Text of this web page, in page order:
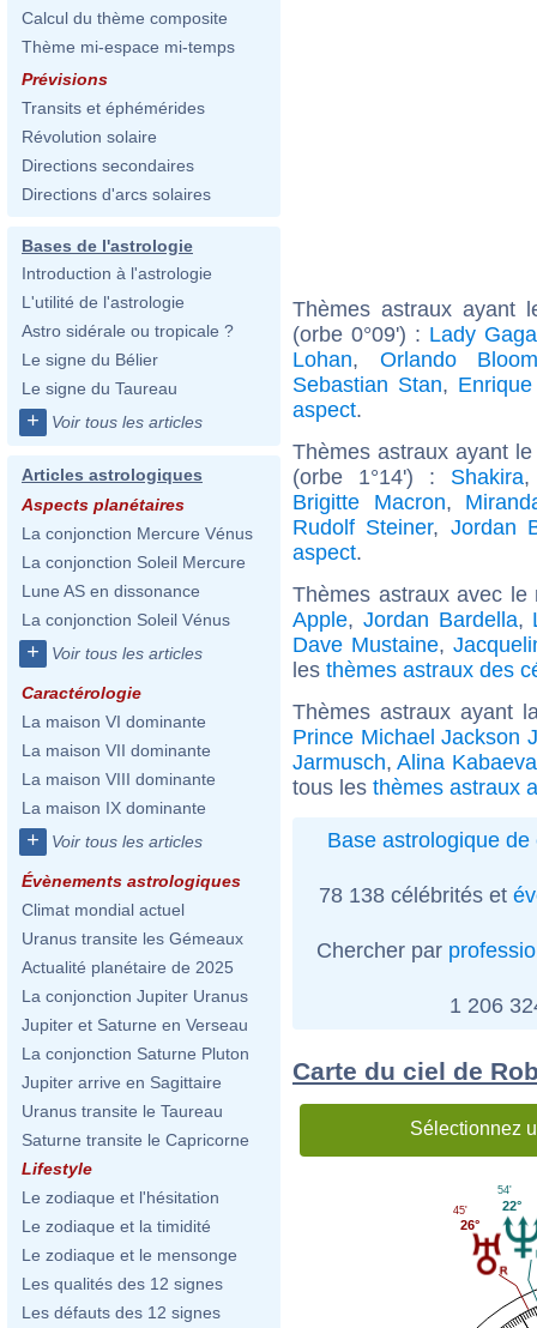
Calcul du thème composite
Thème mi-espace mi-temps
Prévisions
Transits et éphémérides
Révolution solaire
Directions secondaires
Directions d'arcs solaires
Bases de l'astrologie
Introduction à l'astrologie
L'utilité de l'astrologie
Astro sidérale ou tropicale ?
Le signe du Bélier
Le signe du Taureau
+ Voir tous les articles
Articles astrologiques
Aspects planétaires
La conjonction Mercure Vénus
La conjonction Soleil Mercure
Lune AS en dissonance
La conjonction Soleil Vénus
+ Voir tous les articles
Caractérologie
La maison VI dominante
La maison VII dominante
La maison VIII dominante
La maison IX dominante
+ Voir tous les articles
Évènements astrologiques
Climat mondial actuel
Uranus transite les Gémeaux
Actualité planétaire de 2025
La conjonction Jupiter Uranus
Jupiter et Saturne en Verseau
La conjonction Saturne Pluton
Jupiter arrive en Sagittaire
Uranus transite le Taureau
Saturne transite le Capricorne
Lifestyle
Le zodiaque et l'hésitation
Le zodiaque et la timidité
Le zodiaque et le mensonge
Les qualités des 12 signes
Les défauts des 12 signes
Thèmes astraux ayant
(orbe 0°09') : Lady Gaga
Lohan, Orlando Bloom
Sebastian Stan,
aspect.
Thèmes astraux ayant
(orbe 1°14') : Shakira
Brigitte Macron,
Rudolf Steiner, Jordan
aspect.
Thèmes astraux avec
Apple, Jordan Bardella,
Dave Mustaine,
les thèmes astraux des
Thèmes astraux ayant
Prince Michael Jackson
Jarmusch,Alina Kabaeva
tous les thèmes astraux
Base astrologique de
78 138 célébrités et
Chercher par
1 206
Carte du ciel de
Sélectionnez
22°
54'
26°
45'